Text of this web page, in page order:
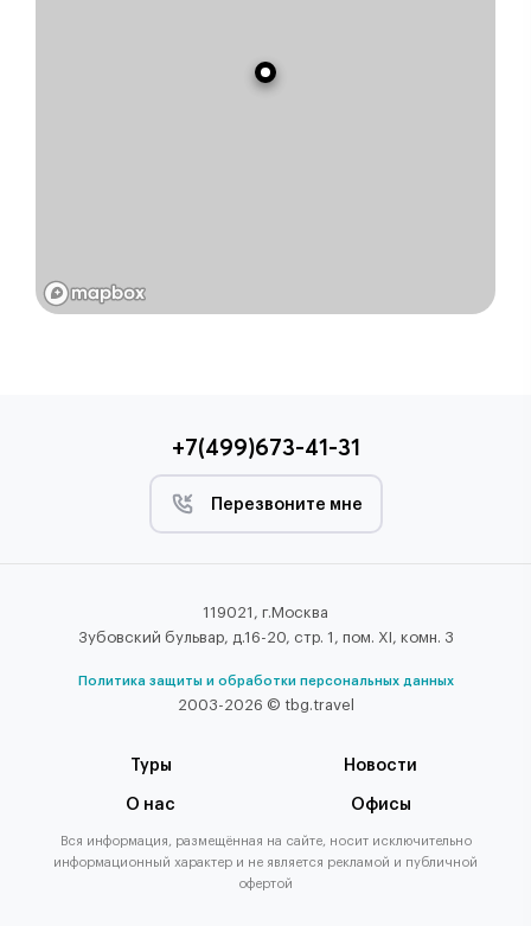
+7(499)673-41-31
Перезвоните мне
119021, г.Москва
Зубовский бульвар, д.16-20, стр. 1, пом. XI, комн. 3
Политика защиты и обработки персональных данных
2003-2026 © tbg.travel
Туры Новости
О нас Офисы
Вся информация, размещённая на сайте, носит исключительно
информационный характер и не является рекламой и публичной
офертой